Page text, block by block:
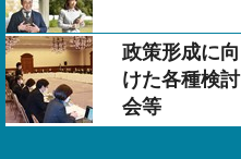
政策形成に向
けた各種検討
会等